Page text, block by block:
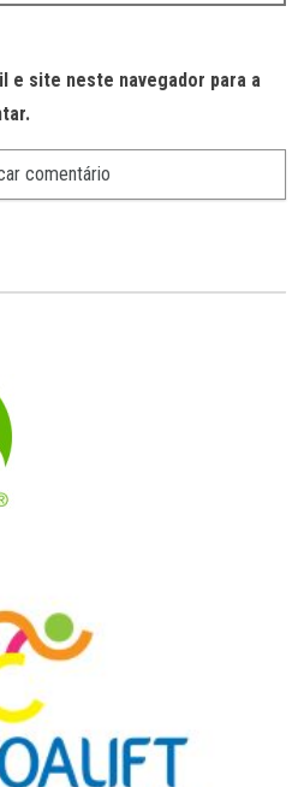
e site neste navegador para a